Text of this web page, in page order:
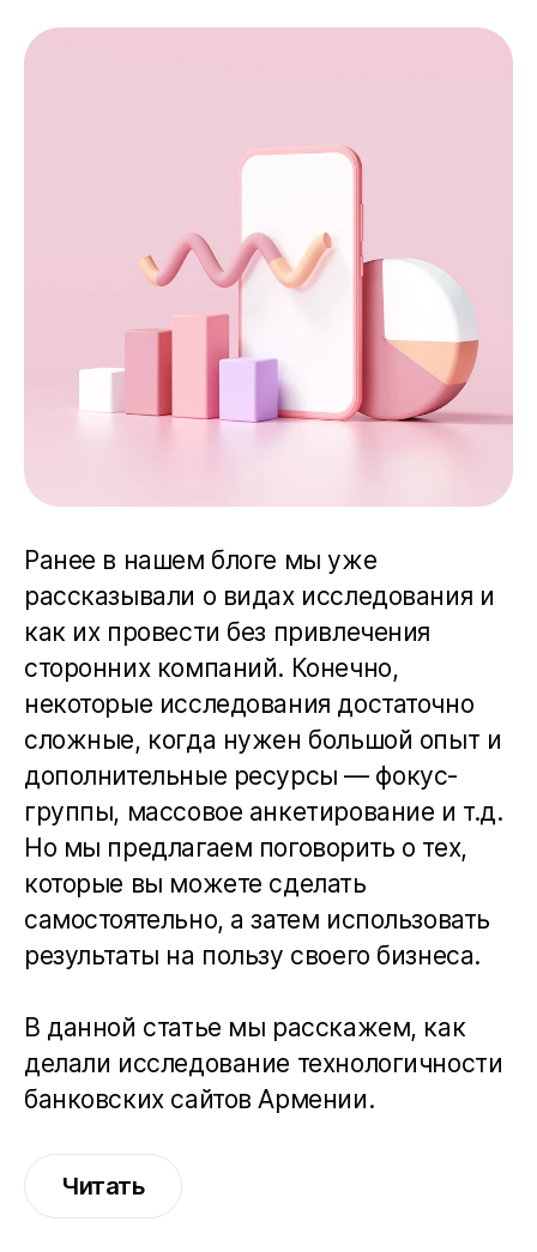
Ранее в нашем блоге мы уже
рассказывали о видах исследования и
как их провести без привлечения
сторонних компаний. Конечно,
некоторые исследования достаточно
сложные, когда нужен большой опыт и
дополнительные ресурсы — фокус-
группы, массовое анкетирование и т.д.
Но мы предлагаем поговорить о тех,
которые вы можете сделать
самостоятельно, а затем использовать
результаты на пользу своего бизнеса.
В данной статье мы расскажем, как
делали исследование технологичности
банковских сайтов Армении.
Читать